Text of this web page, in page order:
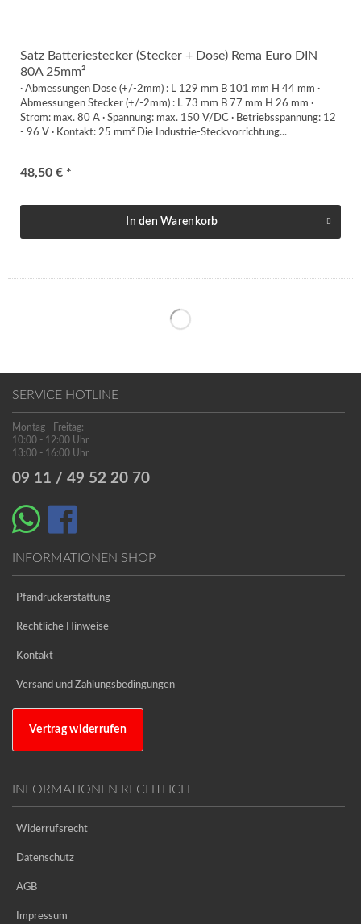
Satz Batteriestecker (Stecker + Dose) Rema Euro DIN
80A 25mm²
· Abmessungen Dose (+/-2mm) : L 129 mm B 101 mm H 44 mm ·
Abmessungen Stecker (+/-2mm) : L 73 mm B 77 mm H 26 mm ·
Strom: max. 80 A · Spannung: max. 150 V/DC · Betriebsspannung: 12
- 96 V · Kontakt: 25 mm² Die Industrie-Steckvorrichtung...
48,50 € *
In den Warenkorb
SERVICE HOTLINE
Montag - Freitag:
10:00 - 12:00 Uhr
13:00 - 16:00 Uhr
09 11 / 49 52 20 70
INFORMATIONEN SHOP
Pfandrückerstattung
Rechtliche Hinweise
Kontakt
Versand und Zahlungsbedingungen
Vertrag widerrufen
INFORMATIONEN RECHTLICH
Widerrufsrecht
Datenschutz
AGB
Impressum